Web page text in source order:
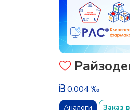
0.004 ‰
Аналоги Заказ